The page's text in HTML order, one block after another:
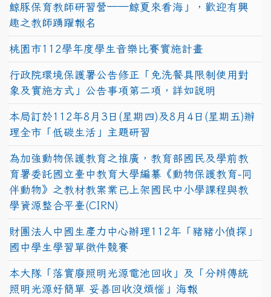
鯨豚保育教師研習營──鯨夏來看海」，歡迎有興
趣之教師踴躍報名
桃園市112學年度學生音樂比賽實施計畫
行政院環境保護署公告修正「免洗餐具限制使用對
象及實施方式」公告事項第二項，詳如說明
本局訂於112年8月3日(星期四)及8月4日(星期五)辦
理全市「低碳生活」主題研習
為加強動物保護教育之推廣，教育部國民及學前教
育署委託國立臺中教育大學編纂《動物保護教育-同
伴動物》之教材教案業已上架國民中小學課程與教
學資源整合平臺(CIRN)
財團法人中國生產力中心辦理112年「豬豬小偵探」
國中學生學習單徵件競賽
本大隊「落實廢照明光源電池回收」及「分辨傳統
照明光源好簡單 妥善回收沒煩惱」海報